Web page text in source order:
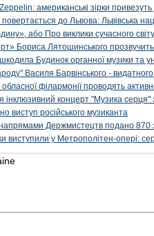
американські зірки
до Львова: Львівська
або Про виклики сучасного світу
Бориса Лятошинського
Будинок органної музики та
Василя Барвінського -
філармонії проводять
інклюзивний концерт "Музика
виступ російського музиканта
Держмистецтв подано 870
виступили у Метрополітен-опері: